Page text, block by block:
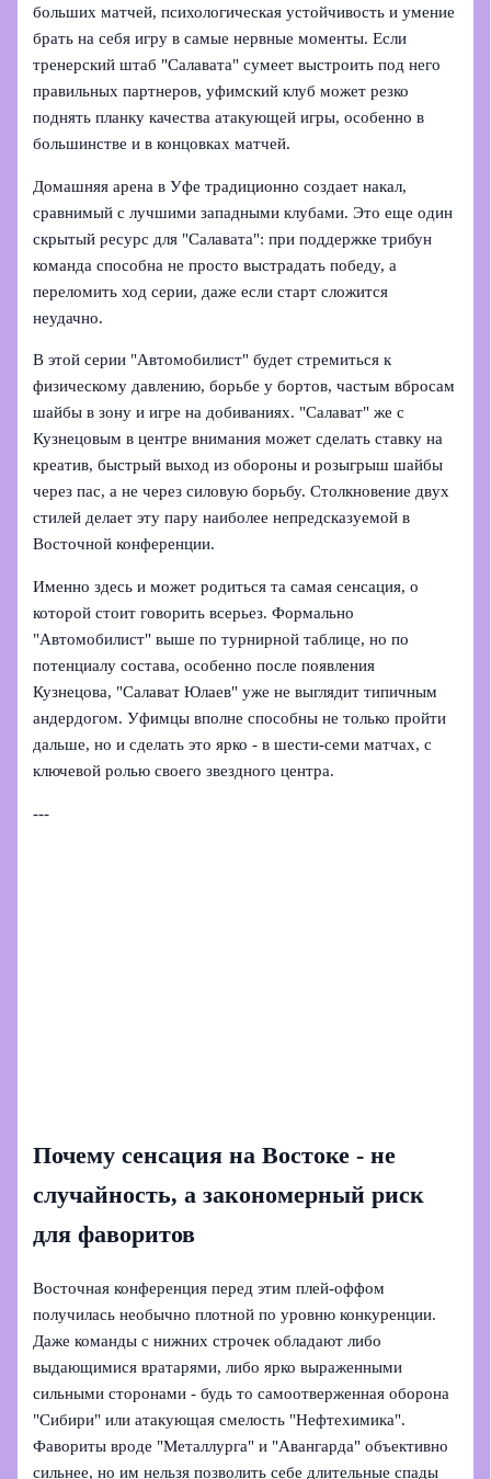
больших матчей, психологическая устойчивость и умение
брать на себя игру в самые нервные моменты. Если
тренерский штаб "Салавата" сумеет выстроить под него
правильных партнеров, уфимский клуб может резко
поднять планку качества атакующей игры, особенно в
большинстве и в концовках матчей.
Домашняя арена в Уфе традиционно создает накал,
сравнимый с лучшими западными клубами. Это еще один
скрытый ресурс для "Салавата": при поддержке трибун
команда способна не просто выстрадать победу, а
переломить ход серии, даже если старт сложится
неудачно.
В этой серии "Автомобилист" будет стремиться к
физическому давлению, борьбе у бортов, частым вбросам
шайбы в зону и игре на добиваниях. "Салават" же с
Кузнецовым в центре внимания может сделать ставку на
креатив, быстрый выход из обороны и розыгрыш шайбы
через пас, а не через силовую борьбу. Столкновение двух
стилей делает эту пару наиболее непредсказуемой в
Восточной конференции.
Именно здесь и может родиться та самая сенсация, о
которой стоит говорить всерьез. Формально
"Автомобилист" выше по турнирной таблице, но по
потенциалу состава, особенно после появления
Кузнецова, "Салават Юлаев" уже не выглядит типичным
андердогом. Уфимцы вполне способны не только пройти
дальше, но и сделать это ярко - в шести-семи матчах, с
ключевой ролью своего звездного центра.
---
Почему сенсация на Востоке - не
случайность, а закономерный риск
для фаворитов
Восточная конференция перед этим плей-оффом
получилась необычно плотной по уровню конкуренции.
Даже команды с нижних строчек обладают либо
выдающимися вратарями, либо ярко выраженными
сильными сторонами - будь то самоотверженная оборона
"Сибири" или атакующая смелость "Нефтехимика".
Фавориты вроде "Металлурга" и "Авангарда" объективно
сильнее, но им нельзя позволить себе длительные спады